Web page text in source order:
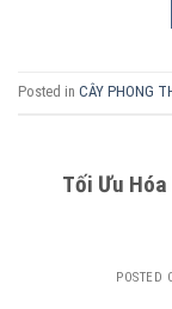
Posted in CÂY PHONG
Tối Ưu
POSTED